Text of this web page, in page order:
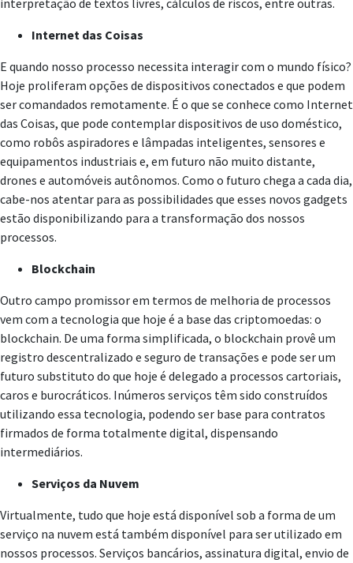
interpretação de textos livres, cálculos de riscos, entre outras.
Internet das Coisas
E quando nosso processo necessita interagir com o mundo físico?
Hoje proliferam opções de dispositivos conectados e que podem
ser comandados remotamente. É o que se conhece como Internet
das Coisas, que pode contemplar dispositivos de uso doméstico,
como robôs aspiradores e lâmpadas inteligentes, sensores e
equipamentos industriais e, em futuro não muito distante,
drones e automóveis autônomos. Como o futuro chega a cada dia,
cabe-nos atentar para as possibilidades que esses novos gadgets
estão disponibilizando para a transformação dos nossos
processos.
Blockchain
Outro campo promissor em termos de melhoria de processos
vem com a tecnologia que hoje é a base das criptomoedas: o
blockchain. De uma forma simplificada, o blockchain provê um
registro descentralizado e seguro de transações e pode ser um
futuro substituto do que hoje é delegado a processos cartoriais,
caros e burocráticos. Inúmeros serviços têm sido construídos
utilizando essa tecnologia, podendo ser base para contratos
firmados de forma totalmente digital, dispensando
intermediários.
Serviços da Nuvem
Virtualmente, tudo que hoje está disponível sob a forma de um
serviço na nuvem está também disponível para ser utilizado em
nossos processos. Serviços bancários, assinatura digital, envio de